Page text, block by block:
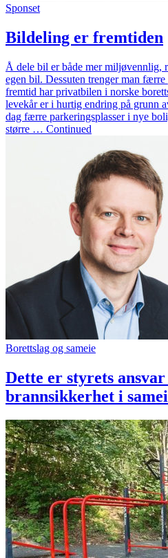
Sponset
Bildeling er fremtiden
Å dele bil er både mer miljøvennlig,
egen bil. Dessuten trenger man
fremtid har privatbilen i norske
levekår er i hurtig endring på grunn
dag færre parkeringsplasser i nye
større … Continued
Borettslag og sameie
Dette er styrets
brannsikkerhet i